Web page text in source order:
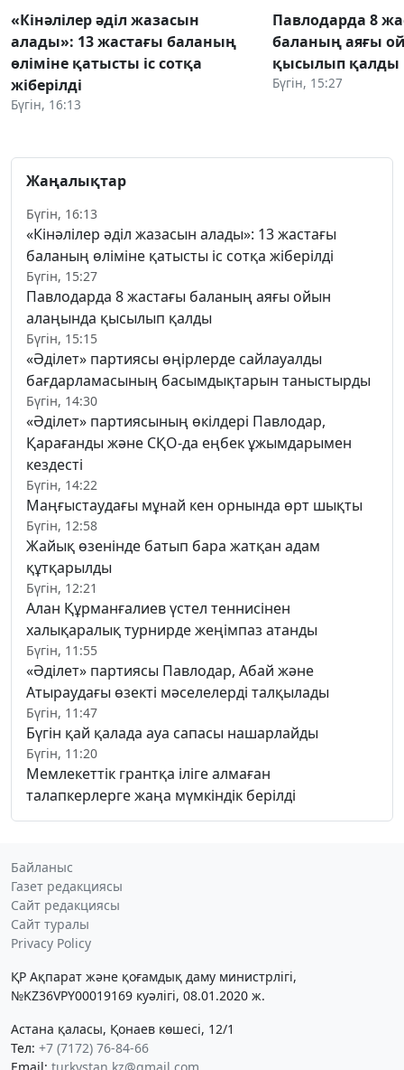
«Кінәлілер әділ жазасын
алады»: 13 жастағы баланың
өліміне қатысты іс сотқа
жіберілді
Бүгін, 16:13
Павлодарда 8
баланың аяғы
қысылып қалды
Бүгін, 15:27
Жаңалықтар
Бүгін, 16:13
«Кінәлілер әділ жазасын алады»: 13 жастағы
баланың өліміне қатысты іс сотқа жіберілді
Бүгін, 15:27
Павлодарда 8 жастағы баланың аяғы ойын
алаңында қысылып қалды
Бүгін, 15:15
«Әділет» партиясы өңірлерде сайлауалды
бағдарламасының басымдықтарын таныстырды
Бүгін, 14:30
«Әділет» партиясының өкілдері Павлодар,
Қарағанды және СҚО-да еңбек ұжымдарымен
кездесті
Бүгін, 14:22
Маңғыстаудағы мұнай кен орнында өрт шықты
Бүгін, 12:58
Жайық өзенінде батып бара жатқан адам
құтқарылды
Бүгін, 12:21
Алан Құрманғалиев үстел теннисінен
халықаралық турнирде жеңімпаз атанды
Бүгін, 11:55
«Әділет» партиясы Павлодар, Абай және
Атыраудағы өзекті мәселелерді талқылады
Бүгін, 11:47
Бүгін қай қалада ауа сапасы нашарлайды
Бүгін, 11:20
Мемлекеттік грантқа іліге алмаған
талапкерлерге жаңа мүмкіндік берілді
Байланыс
Газет редакциясы
Сайт редакциясы
Сайт туралы
Privacy Policy
ҚР Ақпарат және қоғамдық даму министрлігі,
№KZ36VPY00019169 куәлігі, 08.01.2020 ж.
Астана қаласы, Қонаев көшесі, 12/1
Тел: +7 (7172) 76-84-66